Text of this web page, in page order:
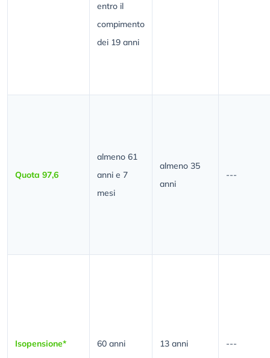
entro il
compimento
dei 19 anni
Quota 97,6
almeno 61
anni e 7
mesi
almeno 35
anni
---
Isopensione* 60 anni 13 anni ---